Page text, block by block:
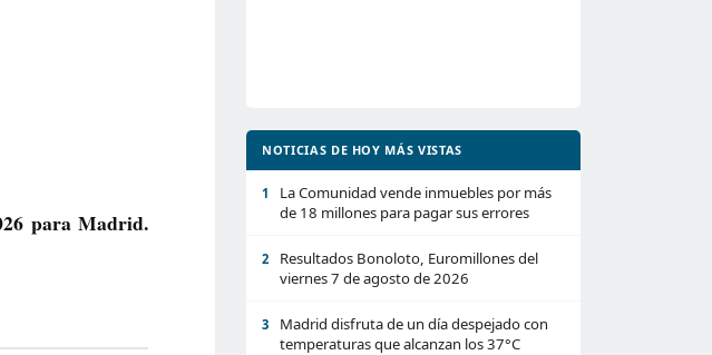
para Madrid.
NOTICIAS DE HOY MÁS VISTAS
1
La Comunidad vende inmuebles por más
de 18 millones para pagar sus errores
2
Resultados Bonoloto, Euromillones del
viernes 7 de agosto de 2026
3
Madrid disfruta de un día despejado con
temperaturas que alcanzan los 37°C